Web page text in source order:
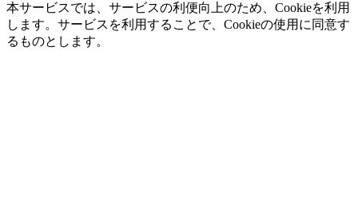
本サービスでは、サービスの利便向上のため、Cookieを利用
します。サービスを利用することで、Cookieの使用に同意す
るものとします。